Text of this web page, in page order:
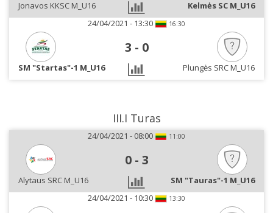
Jonavos KKSC M_U16
Kelmės SC M_U16
24/04/2021 - 13:30
16:30
3 - 0
SM "Startas"-1 M_U16 Plungės SRC M_U16
III.I Turas
24/04/2021 - 08:00 11:00
0 - 3
Alytaus SRC M_U16
SM "Tauras"-1 M_U16
24/04/2021 - 10:30
13:30